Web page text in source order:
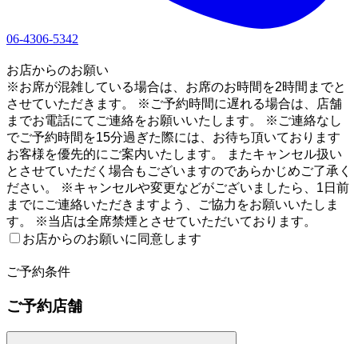
06-4306-5342
お店からのお願い
※お席が混雑している場合は、お席のお時間を2時間までと
させていただきます。 ※ご予約時間に遅れる場合は、店舗
までお電話にてご連絡をお願いいたします。 ※ご連絡なし
でご予約時間を15分過ぎた際には、お待ち頂いております
お客様を優先的にご案内いたします。 またキャンセル扱い
とさせていただく場合もございますのであらかじめご了承く
ださい。 ※キャンセルや変更などがございましたら、1日前
までにご連絡いただきますよう、ご協力をお願いいたしま
す。 ※当店は全席禁煙とさせていただいております。
お店からのお願いに同意します
ご予約条件
ご予約店舗